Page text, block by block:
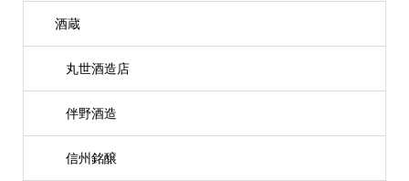
酒蔵
丸世酒造店
伴野酒造
信州銘醸